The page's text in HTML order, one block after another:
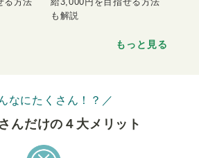
も解説
もっと見る
なにたくさん！？／
んだけの４⼤メリット